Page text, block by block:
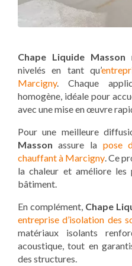
Chape Liquide Masson
nivelés en tant qu’
Marcigny. Chaque
homogène, idéale pour
avec une mise en œuvre
Pour une meilleure
Masson assure la pose
chauffant à Marcigny. Ce
la chaleur et améliore les
bâtiment.
En complément, Chape
entreprise d’isolation des
matériaux isolants
acoustique, tout en
des structures.